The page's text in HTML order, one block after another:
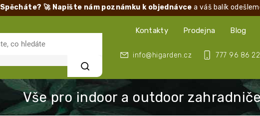
Spěcháte? 🚀 Napište nám poznámku k objednávce a váš balík
777 96 86 22
info@higarden.cz
Kontakty Prodejna Blog
Hledat